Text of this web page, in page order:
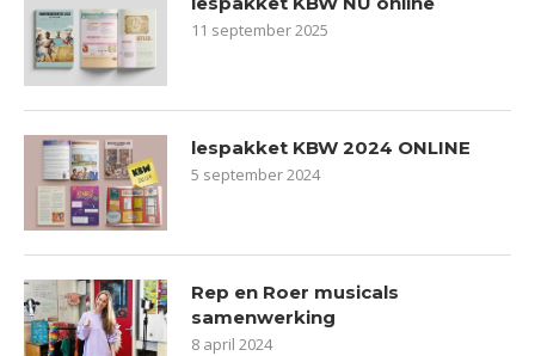
11 september 2025
lespakket KBW 2024 ONLINE
5 september 2024
Rep en Roer musicals
samenwerking
8 april 2024